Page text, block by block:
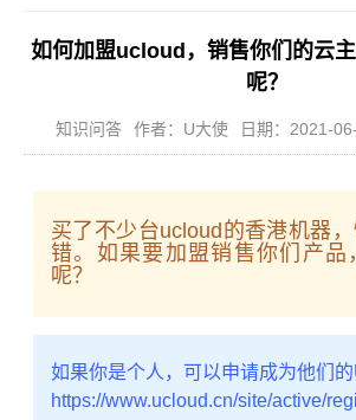
如何加盟ucloud，销售你们的云
呢？
知识问答 作者：U大使 日期：2021-
买了不少台ucloud的香港机器
错。如果要加盟销售你们产品
呢？
如果你是个人，可以申请成为他们的
https://www.ucloud.cn/site/active/